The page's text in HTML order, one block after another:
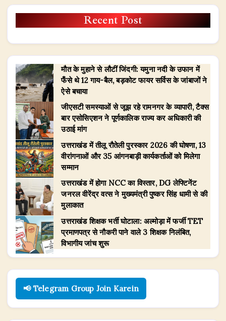
Recent Post
मौत के मुहाने से लौटीं जिंदगी: यमुना नदी के उफान में
फँसे थे 12 गाय-बैल, बड़कोट फायर सर्विस के जांबाजों ने
ऐसे बचाया
जीएसटी समस्याओं से जूझ रहे रामनगर के व्यापारी, टैक्स
बार एसोसिएशन ने पूर्णकालिक राज्य कर अधिकारी की
उठाई मांग
उत्तराखंड में तीलू रौतेली पुरस्कार 2026 की घोषणा, 13
वीरांगनाओं और 35 आंगनबाड़ी कार्यकर्ताओं को मिलेगा
सम्मान
उत्तराखंड में होगा NCC का विस्तार, DG लेफ्टिनेंट
जनरल वीरेंद्र वत्स ने मुख्यमंत्री पुष्कर सिंह धामी से की
मुलाकात
उत्तराखंड शिक्षक भर्ती घोटाला: अल्मोड़ा में फर्जी TET
प्रमाणपत्र से नौकरी पाने वाले 3 शिक्षक निलंबित,
विभागीय जांच शुरू
📢 Telegram Group Join Karein